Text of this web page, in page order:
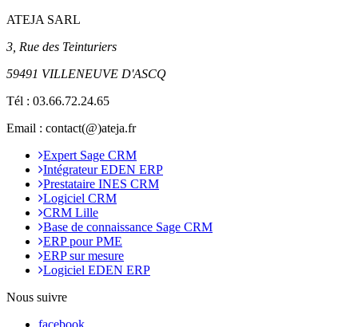
ATEJA SARL
3, Rue des Teinturiers
59491 VILLENEUVE D'ASCQ
Tél : 03.66.72.24.65
Email : contact(@)ateja.fr
Expert Sage CRM
Intégrateur EDEN ERP
Prestataire INES CRM
Logiciel CRM
CRM Lille
Base de connaissance Sage CRM
ERP pour PME
ERP sur mesure
Logiciel EDEN ERP
Nous suivre
facebook